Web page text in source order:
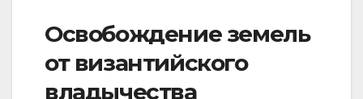
Освобождение земель
от византийского
владычества